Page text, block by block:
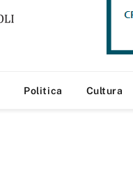
Politica Cultura